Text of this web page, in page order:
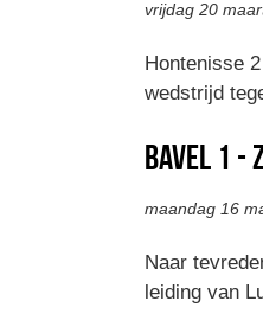
vrijdag 20
Hontenisse
wedstrijd
Bavel 1 -
maandag 16
Naar
leiding van